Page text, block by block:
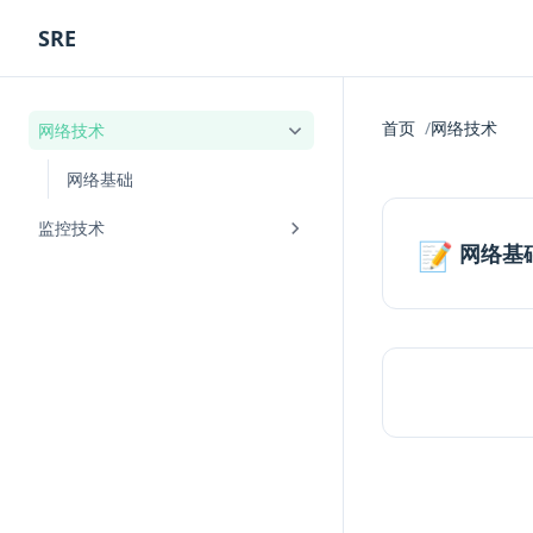
SRE
网络技术
网络基础
监控技术
首页 网络技术
📝 网络基